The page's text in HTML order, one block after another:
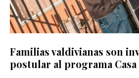
Familias valdivianas son
postular al programa Casa